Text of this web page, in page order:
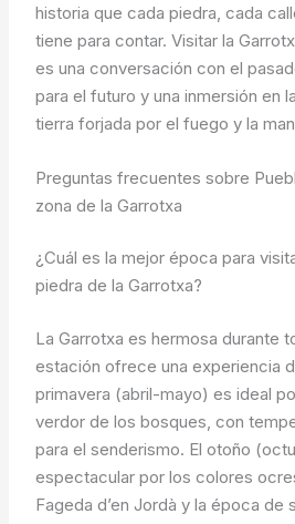
historia que cada piedra, cada
tiene para contar. Visitar la
es una conversación con el
para el futuro y una inmersión en
tierra forjada por el fuego y la
Preguntas frecuentes sobre
zona de la Garrotxa
¿Cuál es la mejor época para
piedra de la Garrotxa?
La Garrotxa es hermosa durante
estación ofrece una experiencia
primavera (abril-mayo) es ideal
verdor de los bosques, con
para el senderismo. El otoño
espectacular por los colores
Fageda d’en Jordà y la época de